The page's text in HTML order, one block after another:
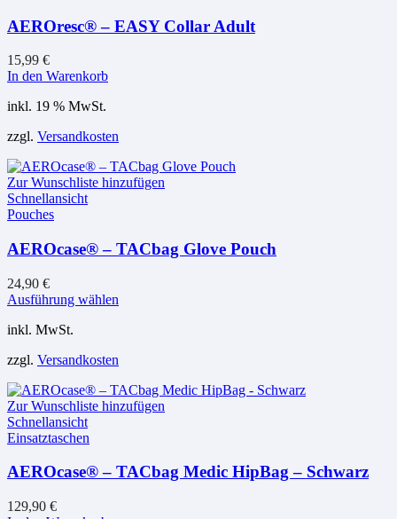
AEROresc® – EASY Collar Adult
15,99 €
In den Warenkorb
inkl. 19 % MwSt.
zzgl. Versandkosten
Zur Wunschliste hinzufügen
Schnellansicht
Pouches
AEROcase® – TACbag Glove Pouch
24,90 €
Ausführung wählen
Varianten
Die
Optionen
Produktseite
inkl. MwSt.
zzgl. Versandkosten
Zur Wunschliste hinzufügen
Schnellansicht
Einsatztaschen
AEROcase® – TACbag Medic HipBag – Schwarz
129,90 €